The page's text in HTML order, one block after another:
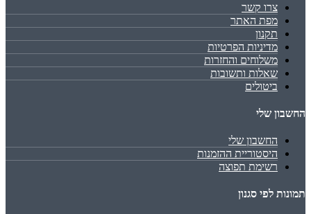
צרו קשר
מפת האתר
תקנון
מדיניות הפרטיות
משלוחים והחזרות
שאלות ותשובות
ביטולים
החשבון שלי
החשבון שלי
היסטוריית ההזמנות
רשימת תפוצה
תמונות לפי סגנון